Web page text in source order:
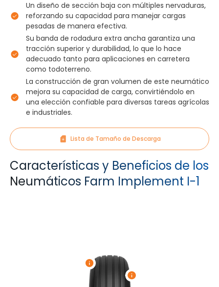
Un diseño de sección baja con múltiples nervaduras,
reforzando su capacidad para manejar cargas
pesadas de manera efectiva.
Su banda de rodadura extra ancha garantiza una
tracción superior y durabilidad, lo que lo hace
adecuado tanto para aplicaciones en carretera
como todoterreno.
La construcción de gran volumen de este neumático
mejora su capacidad de carga, convirtiéndolo en
una elección confiable para diversas tareas agrícolas
e industriales.
Lista de Tamaño de Descarga
Características y Beneficios de los
Neumáticos Farm Implement I-1